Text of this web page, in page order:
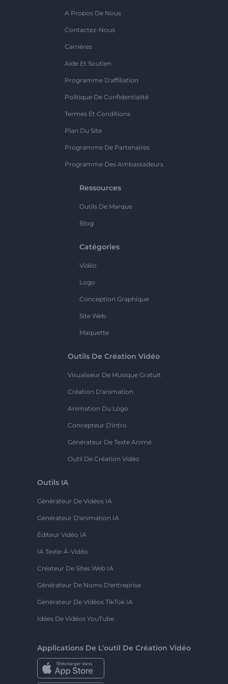
A Propos De Nous
Contactez-Nous
Carrières
Aide Et Soutien
Programme D'affiliation
Politique De Confidentialité
Termes Et Conditions
Plan Du Site
Programme De Partenaires
Programme Des Ambassadeurs
Ressources
Outils De Marque
Blog
Catégories
Vidéo
Logo
Conception Graphique
Site Web
Maquette
Outils De Création Vidéo
Visualiseur De Musique Gratuit
Création D'animation
Animation Du Logo
Concepteur D'intro
Générateur De Texte Animé
Outil De Création Vidéo
Outils IA
Générateur De Vidéos IA
Générateur D'animation IA
Éditeur Vidéo IA
IA Texte-À-Vidéo
Créateur De Sites Web IA
Générateur De Noms D'entreprise
Générateur De Vidéos TikTok IA
Idées De Vidéos YouTube
Applications De L'outil De Création Vidéo